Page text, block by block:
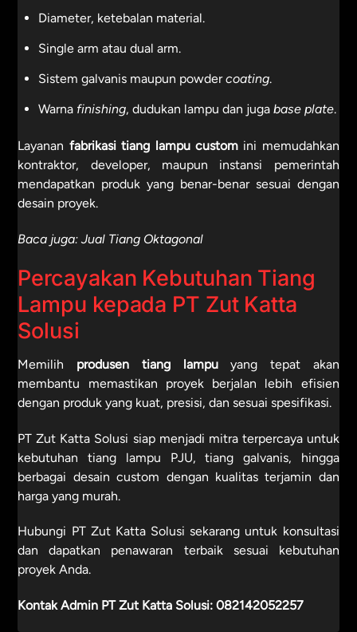
Diameter, ketebalan material.
Single arm atau dual arm.
Sistem galvanis maupun powdercoating.
Warna finishing, dudukan lampu dan juga base plate.
Layanan fabrikasi tiang lampu customini memudahkan
kontraktor, developer, maupun instansi pemerintah
mendapatkan produk yang benar-benar sesuai dengan
desain proyek.
Baca juga:Jual Tiang Oktagonal
Percayakan Kebutuhan Tiang
Lampu kepada PT Zut Katta
Solusi
Memilih produsen tiang lampuyang tepat akan
membantu memastikan proyek berjalan lebih efisien
dengan produk yang kuat, presisi, dan sesuai spesifikasi.
PT Zut Katta Solusi siap menjadi mitra terpercaya untuk
kebutuhan tiang lampu PJU, tiang galvanis, hingga
berbagai desain custom dengan kualitas terjamin dan
harga yang murah.
Hubungi PT Zut Katta Solusi sekarang untuk konsultasi
dan dapatkan penawaran terbaik sesuai kebutuhan
proyek Anda.
Kontak Admin PT Zut Katta Solusi:082142052257